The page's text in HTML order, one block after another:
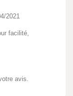
2021
facilité,
avis.